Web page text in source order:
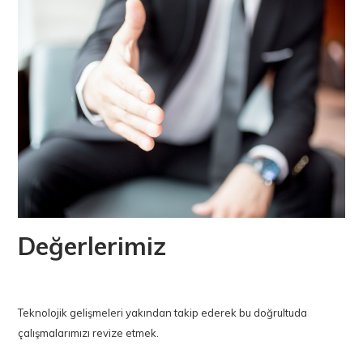
Değerlerimiz
Teknolojik gelişmeleri yakından takip ederek bu doğrultuda
çalışmalarımızı revize etmek.